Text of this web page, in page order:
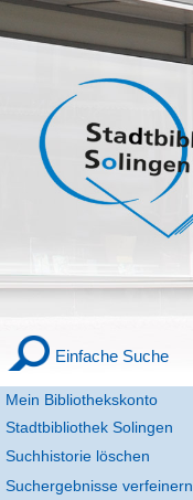
Mein Bibliothekskonto
Stadtbibliothek Solingen
Einfache Suche
Suchhistorie löschen
Suchergebnisse verfeinern